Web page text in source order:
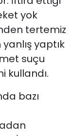
yok
tertemiz
yaptık
suçu
kullandı.
bazı